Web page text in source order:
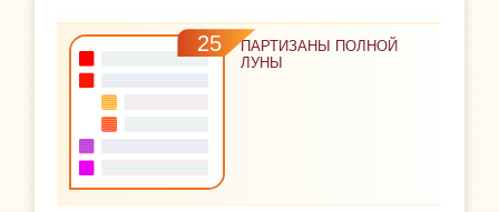
25
ПАРТИЗАНЫ ПОЛНОЙ
ЛУНЫ